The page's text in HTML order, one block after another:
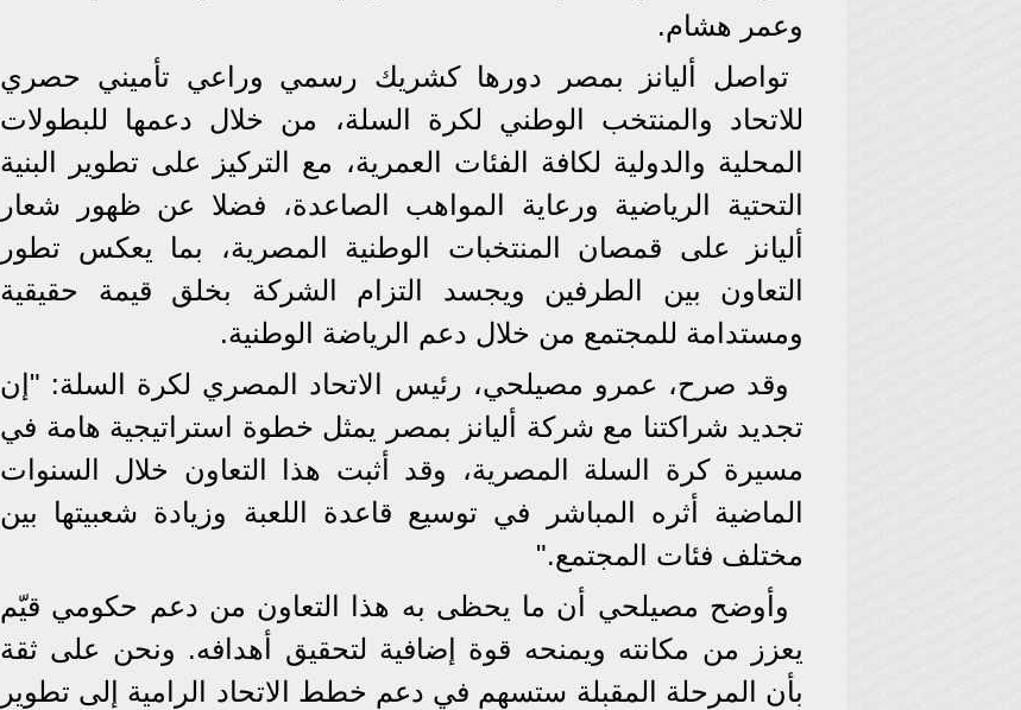
وعمر هشام.
تواصل أليانز بمصر دورها كشريك رسمي وراعي تأميني حصري
للاتحاد والمنتخب الوطني لكرة السلة، من خلال دعمها للبطولات
المحلية والدولية لكافة الفئات العمرية، مع التركيز على تطوير البنية
التحتية الرياضية ورعاية المواهب الصاعدة، فضلا عن ظهور شعار
أليانز على قمصان المنتخبات الوطنية المصرية، بما يعكس تطور
التعاون بين الطرفين ويجسد التزام الشركة بخلق قيمة حقيقية
ومستدامة للمجتمع من خلال دعم الرياضة الوطنية.
وقد صرح، عمرو مصيلحي، رئيس الاتحاد المصري لكرة السلة: "إن
تجديد شراكتنا مع شركة أليانز بمصر يمثل خطوة استراتيجية هامة في
مسيرة كرة السلة المصرية، وقد أثبت هذا التعاون خلال السنوات
الماضية أثره المباشر في توسيع قاعدة اللعبة وزيادة شعبيتها بين
مختلف فئات المجتمع."
وأوضح مصيلحي أن ما يحظى به هذا التعاون من دعم حكومي قيّم
يعزز من مكانته ويمنحه قوة إضافية لتحقيق أهدافه. ونحن على ثقة
بأن المرحلة المقبلة ستسهم في دعم خطط الاتحاد الرامية إلى تطوير